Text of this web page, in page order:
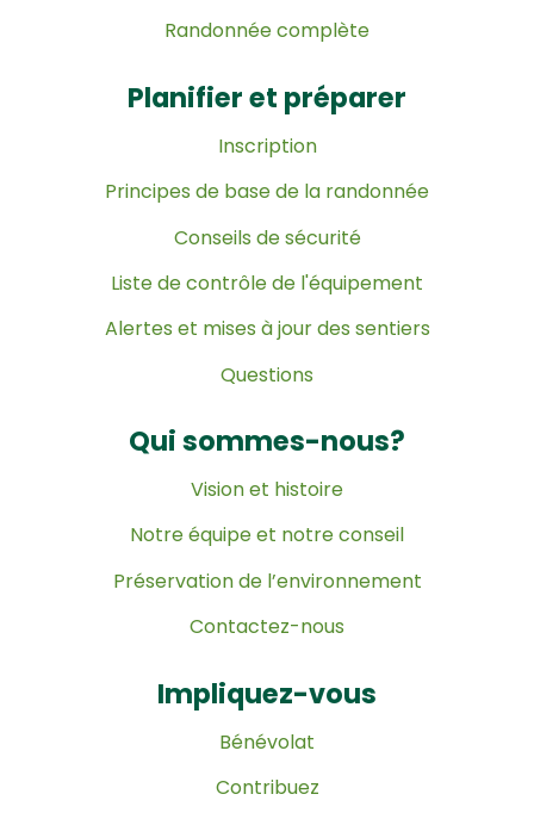
Randonnée complète
Planifier et préparer
Inscription
Principes de base de la randonnée
Conseils de sécurité
Liste de contrôle de l'équipement
Alertes et mises à jour des sentiers
Questions
Qui sommes-nous?
Vision et histoire
Notre équipe et notre conseil
Préservation de l’environnement
Contactez-nous
Impliquez-vous
Bénévolat
Contribuez